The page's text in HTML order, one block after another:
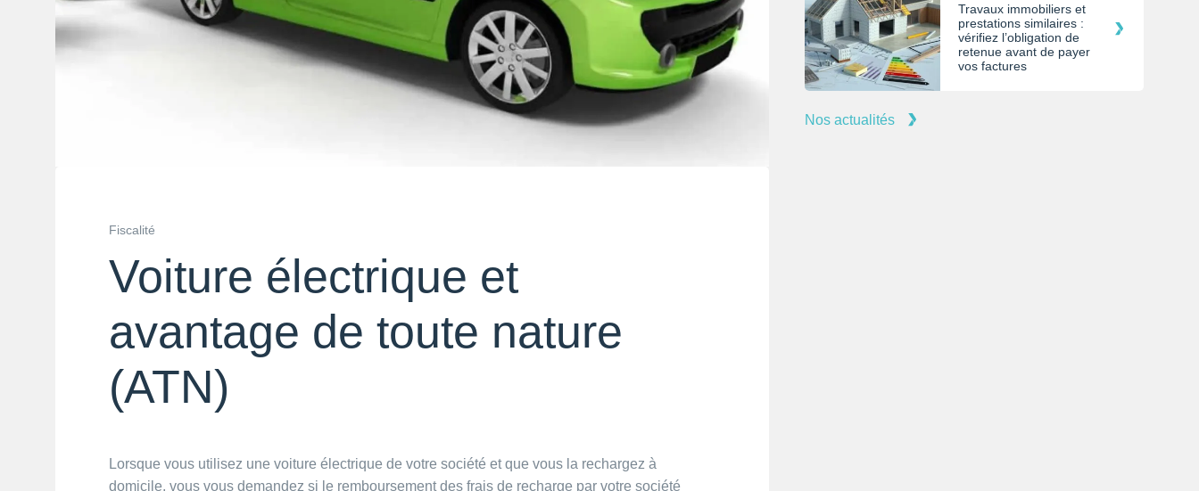
Fiscalité
Voiture électrique et
avantage de toute nature
(ATN)
Lorsque vous utilisez une voiture électrique de votre société et que vous la rechargez à
domicile, vous vous demandez si le remboursement des frais de recharge par votre société
Travaux immobiliers et
prestations similaires :
vérifiez l’obligation de
retenue avant de payer
vos factures
Nos actualités